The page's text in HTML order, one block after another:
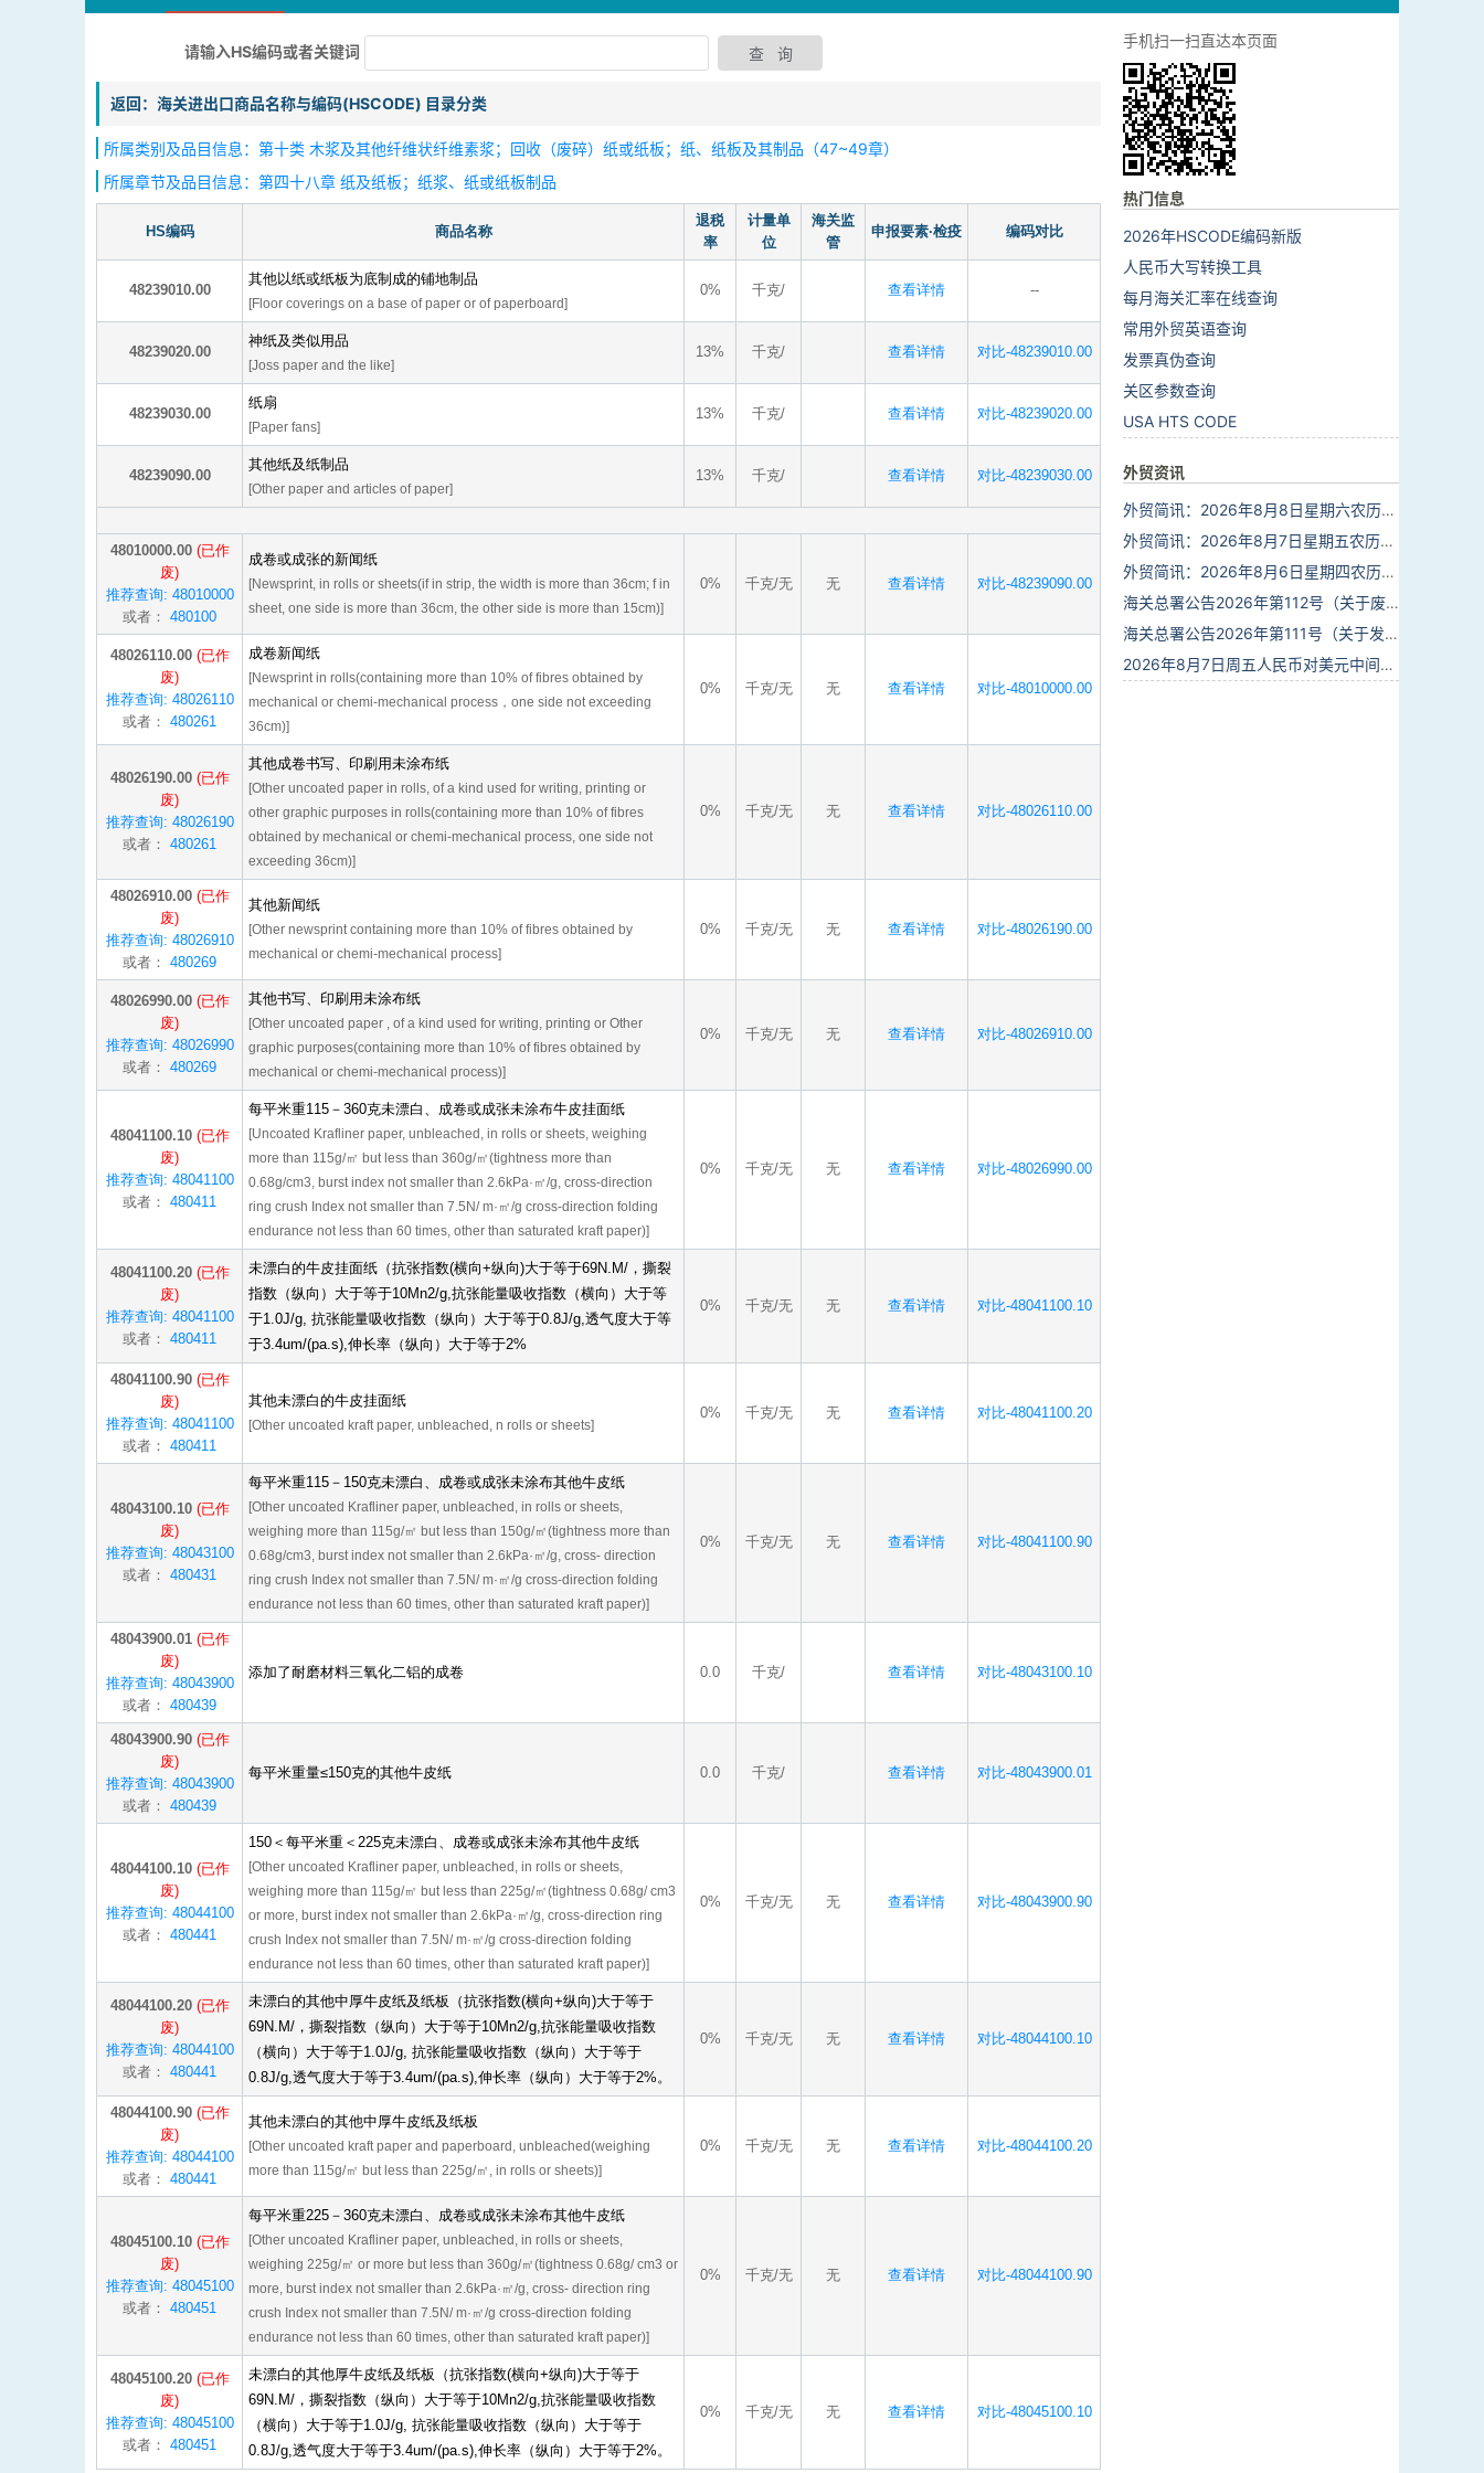
请输入HS编码或者关键词
返回：海关进出口商品名称与编码(HSCODE) 目录分类
所属类别及品目信息：第十类 木浆及其他纤维状纤维素浆；回收（废碎）纸或纸板；纸、纸板及其制品（47~49章）
所属章节及品目信息：第四十八章 纸及纸板；纸浆、纸或纸板制品
HS编码 商品名称
退税
率
计量单
位
海关监
管
申报要素·检疫 编码对比
48239010.00
其他以纸或纸板为底制成的铺地制品
[Floor coverings on a base of paper or of paperboard]
0% 千克/ 查看详情 --
48239020.00
神纸及类似用品
[Joss paper and the like]
13% 千克/ 查看详情 对比-48239010.00
48239030.00
纸扇
[Paper fans]
13% 千克/ 查看详情 对比-48239020.00
48239090.00
其他纸及纸制品
[Other paper and articles of paper]
13% 千克/ 查看详情 对比-48239030.00
48010000.00 (已作
废)
推荐查询: 48010000
或者： 480100
成卷或成张的新闻纸
[Newsprint, in rolls or sheets(if in strip, the width is more than 36cm; f in
sheet, one side is more than 36cm, the other side is more than 15cm)]
0% 千克/无 无 查看详情 对比-48239090.00
48026110.00 (已作
废)
推荐查询: 48026110
或者： 480261
成卷新闻纸
[Newsprint in rolls(containing more than 10% of fibres obtained by
mechanical or chemi-mechanical process，one side not exceeding
36cm)]
0% 千克/无 无 查看详情 对比-48010000.00
48026190.00 (已作
废)
推荐查询: 48026190
或者： 480261
其他成卷书写、印刷用未涂布纸
[Other uncoated paper in rolls, of a kind used for writing, printing or
other graphic purposes in rolls(containing more than 10% of fibres
obtained by mechanical or chemi-mechanical process, one side not
exceeding 36cm)]
0% 千克/无 无 查看详情 对比-48026110.00
48026910.00 (已作
废)
推荐查询: 48026910
或者： 480269
其他新闻纸
[Other newsprint containing more than 10% of fibres obtained by
mechanical or chemi-mechanical process]
0% 千克/无 无 查看详情 对比-48026190.00
48026990.00 (已作
废)
推荐查询: 48026990
或者： 480269
其他书写、印刷用未涂布纸
[Other uncoated paper , of a kind used for writing, printing or Other
graphic purposes(containing more than 10% of fibres obtained by
mechanical or chemi-mechanical process)]
0% 千克/无 无 查看详情 对比-48026910.00
48041100.10 (已作
废)
推荐查询: 48041100
或者： 480411
每平米重115－360克未漂白、成卷或成张未涂布牛皮挂面纸
[Uncoated Krafliner paper, unbleached, in rolls or sheets, weighing
more than 115g/㎡ but less than 360g/㎡(tightness more than
0.68g/cm3, burst index not smaller than 2.6kPa·㎡/g, cross-direction
ring crush Index not smaller than 7.5N/ m·㎡/g cross-direction folding
endurance not less than 60 times, other than saturated kraft paper)]
0% 千克/无 无 查看详情 对比-48026990.00
48041100.20 (已作
废)
推荐查询: 48041100
或者： 480411
未漂白的牛皮挂面纸（抗张指数(横向+纵向)大于等于69N.M/，撕裂
指数（纵向）大于等于10Mn2/g,抗张能量吸收指数（横向）大于等
于1.0J/g, 抗张能量吸收指数（纵向）大于等于0.8J/g,透气度大于等
于3.4um/(pa.s),伸长率（纵向）大于等于2%
0% 千克/无 无 查看详情 对比-48041100.10
48041100.90 (已作
废)
推荐查询: 48041100
或者： 480411
其他未漂白的牛皮挂面纸
[Other uncoated kraft paper, unbleached, n rolls or sheets]
0% 千克/无 无 查看详情 对比-48041100.20
48043100.10 (已作
废)
推荐查询: 48043100
或者： 480431
每平米重115－150克未漂白、成卷或成张未涂布其他牛皮纸
[Other uncoated Krafliner paper, unbleached, in rolls or sheets,
weighing more than 115g/㎡ but less than 150g/㎡(tightness more than
0.68g/cm3, burst index not smaller than 2.6kPa·㎡/g, cross- direction
ring crush Index not smaller than 7.5N/ m·㎡/g cross-direction folding
endurance not less than 60 times, other than saturated kraft paper)]
0% 千克/无 无 查看详情 对比-48041100.90
48043900.01 (已作
废)
推荐查询: 48043900
或者： 480439
添加了耐磨材料三氧化二铝的成卷 0.0 千克/ 查看详情 对比-48043100.10
48043900.90 (已作
废)
推荐查询: 48043900
或者： 480439
每平米重量≤150克的其他牛皮纸 0.0 千克/ 查看详情 对比-48043900.01
48044100.10 (已作
废)
推荐查询: 48044100
或者： 480441
150＜每平米重＜225克未漂白、成卷或成张未涂布其他牛皮纸
[Other uncoated Krafliner paper, unbleached, in rolls or sheets,
weighing more than 115g/㎡ but less than 225g/㎡(tightness 0.68g/ cm3
or more, burst index not smaller than 2.6kPa·㎡/g, cross-direction ring
crush Index not smaller than 7.5N/ m·㎡/g cross-direction folding
endurance not less than 60 times, other than saturated kraft paper)]
0% 千克/无 无 查看详情 对比-48043900.90
48044100.20 (已作
废)
推荐查询: 48044100
或者： 480441
未漂白的其他中厚牛皮纸及纸板（抗张指数(横向+纵向)大于等于
69N.M/，撕裂指数（纵向）大于等于10Mn2/g,抗张能量吸收指数
（横向）大于等于1.0J/g, 抗张能量吸收指数（纵向）大于等于
0.8J/g,透气度大于等于3.4um/(pa.s),伸长率（纵向）大于等于2%。
0% 千克/无 无 查看详情 对比-48044100.10
48044100.90 (已作
废)
推荐查询: 48044100
或者： 480441
其他未漂白的其他中厚牛皮纸及纸板
[Other uncoated kraft paper and paperboard, unbleached(weighing
more than 115g/㎡ but less than 225g/㎡, in rolls or sheets)]
0% 千克/无 无 查看详情 对比-48044100.20
48045100.10 (已作
废)
推荐查询: 48045100
或者： 480451
每平米重225－360克未漂白、成卷或成张未涂布其他牛皮纸
[Other uncoated Krafliner paper, unbleached, in rolls or sheets,
weighing 225g/㎡ or more but less than 360g/㎡(tightness 0.68g/ cm3 or
more, burst index not smaller than 2.6kPa·㎡/g, cross- direction ring
crush Index not smaller than 7.5N/ m·㎡/g cross-direction folding
endurance not less than 60 times, other than saturated kraft paper)]
0% 千克/无 无 查看详情 对比-48044100.90
48045100.20 (已作
废)
推荐查询: 48045100
或者： 480451
未漂白的其他厚牛皮纸及纸板（抗张指数(横向+纵向)大于等于
69N.M/，撕裂指数（纵向）大于等于10Mn2/g,抗张能量吸收指数
（横向）大于等于1.0J/g, 抗张能量吸收指数（纵向）大于等于
0.8J/g,透气度大于等于3.4um/(pa.s),伸长率（纵向）大于等于2%。
0% 千克/无 无 查看详情 对比-48045100.10
手机扫一扫直达本页面
热门信息
2026年HSCODE编码新版
人民币大写转换工具
每月海关汇率在线查询
常用外贸英语查询
发票真伪查询
关区参数查询
USA HTS CODE
外贸资讯
外贸简讯：2026年8月8日星期六农历六月廿六
外贸简讯：2026年8月7日星期五农历六月廿五
外贸简讯：2026年8月6日星期四农历六月廿四
海关总署公告2026年第112号（关于废止部分卫生检疫类规范性文件的公告）
海关总署公告2026年第111号（关于发布《进出境动植物检疫处理监督管理工作规定》《进出境卫生处理监督管理工作规定》的公告）
2026年8月7日周五人民币对美元中间价报6.7904调贬9个基点